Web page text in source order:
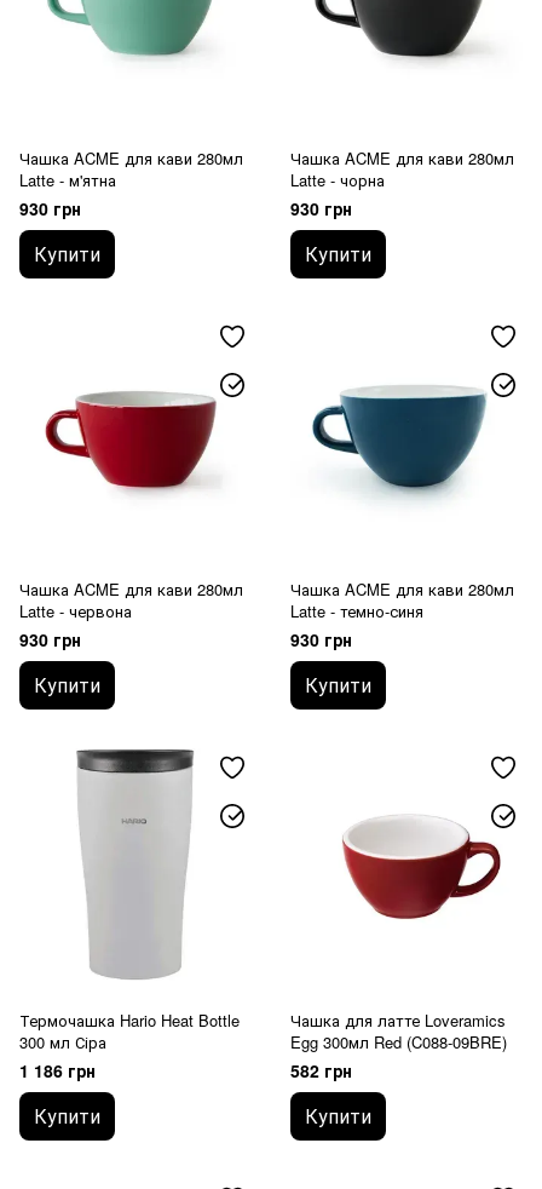
Чашка ACME для кави 280мл
Latte - м'ятна
930 грн
Купити
Чашка ACME для кави 280мл
Latte - чорна
930 грн
Купити
Чашка ACME для кави 280мл
Latte - червона
930 грн
Купити
Чашка ACME для кави 280мл
Latte - темно-синя
930 грн
Купити
Термочашка Hario Heat Bottle
300 мл Сіра
1 186 грн
Купити
Чашка для латте Loveramics
Egg 300мл Red (C088-09BRE)
582 грн
Купити